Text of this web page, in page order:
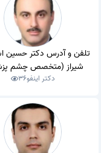
تلفن و آدرس دکتر حسین
شیراز (متخصص چشم
دکتر اینفو36